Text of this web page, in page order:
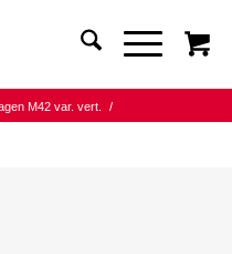
M42 var. vert.
/